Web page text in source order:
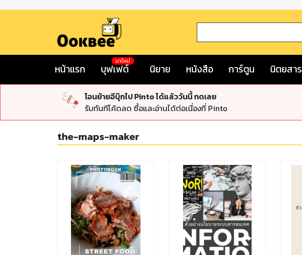
หน้าแรก บุฟเฟต์
มาใหม่
นิยาย หนังสือ การ์ตูน นิตยสาร
โอนย้ายอีบุ๊กไป Pinto ได้แล้ววันนี้ กดเลย
รับทันทีโค้ดลด ซื้อและอ่านได้ต่อเนื่องที่ Pinto
the-maps-maker